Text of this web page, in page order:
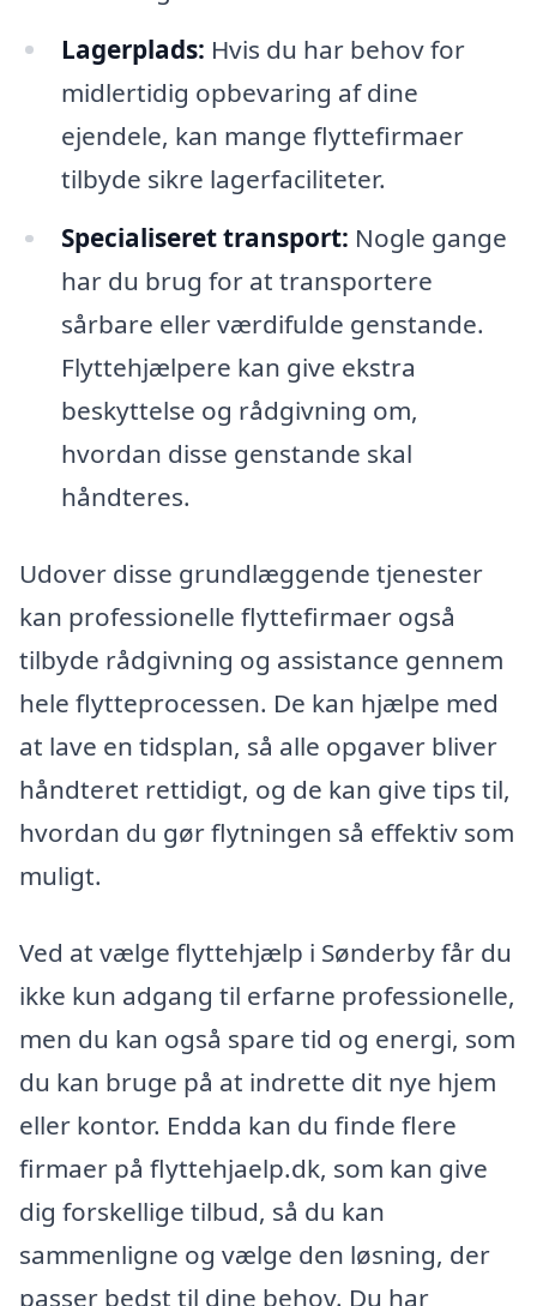
Lagerplads: Hvis du har behov for
midlertidig opbevaring af dine
ejendele, kan mange flyttefirmaer
tilbyde sikre lagerfaciliteter.
Specialiseret transport: Nogle gange
har du brug for at transportere
sårbare eller værdifulde genstande.
Flyttehjælpere kan give ekstra
beskyttelse og rådgivning om,
hvordan disse genstande skal
håndteres.
Udover disse grundlæggende tjenester
kan professionelle flyttefirmaer også
tilbyde rådgivning og assistance gennem
hele flytteprocessen. De kan hjælpe med
at lave en tidsplan, så alle opgaver bliver
håndteret rettidigt, og de kan give tips til,
hvordan du gør flytningen så effektiv som
muligt.
Ved at vælge flyttehjælp i Sønderby får du
ikke kun adgang til erfarne professionelle,
men du kan også spare tid og energi, som
du kan bruge på at indrette dit nye hjem
eller kontor. Endda kan du finde flere
firmaer på flyttehjaelp.dk, som kan give
dig forskellige tilbud, så du kan
sammenligne og vælge den løsning, der
passer bedst til dine behov. Du har